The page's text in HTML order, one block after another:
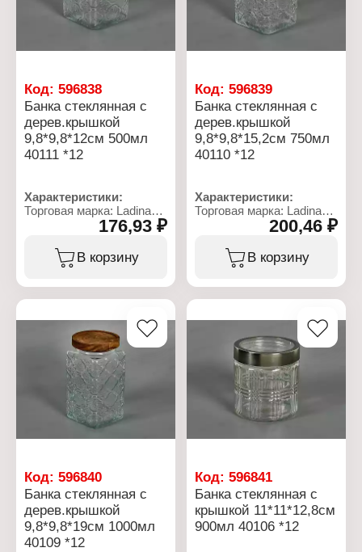
Код: 596838
Банка стеклянная с
дерев.крышкой
9,8*9,8*12см 500мл
40111 *12
Характеристики:
Торговая марка: Ladina
Артикул: 40111
Материал банки: стекло
Комплектация: с
Цвет: прозрачный
Декор: с рельефным
Вид крышки:
плотноприлегающая с
силиконовым
уплотнителем
176,93 ₽
В корзину
Код:596839
Банка стеклянная с
дерев.крышкой
9,8*9,8*15,2см 750мл
40110 *12
Характеристики:
Торговая марка: Ladina
Артикул: 40110
Материал банки: стекло
Комплектация: с
Цвет: прозрачный
Декор: с рельефным
узором
Вид крышки:
плотноприлегающая с
силиконовым
уплотнителем
200,46 ₽
В корзину
Код: 596840
Банка стеклянная с
дерев.крышкой
9,8*9,8*19см 1000мл
40109 *12
Код:596841
Банка стеклянная с
крышкой 11*11*12,8см
900мл 40106 *12